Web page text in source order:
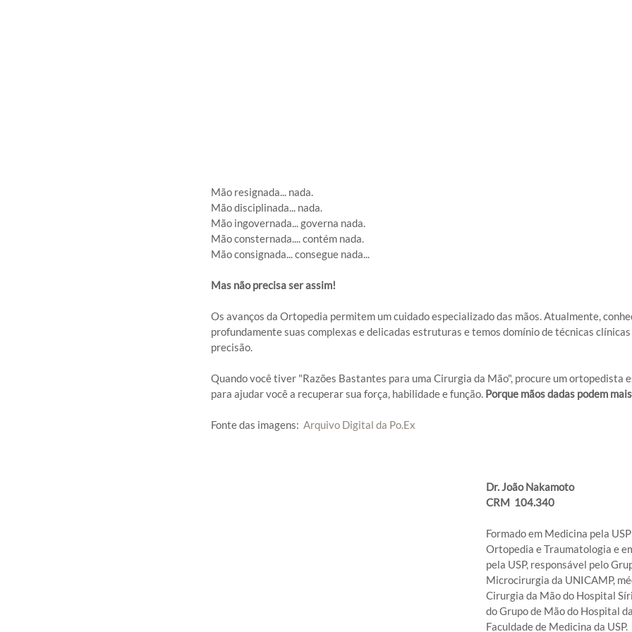
Mão resignada... nada.
Mão disciplinada... nada.
Mão ingovernada... governa nada.
Mão consternada.... contém nada.
Mão consignada... consegue nada...
Mas não precisa ser assim!
Os avanços da Ortopedia permitem um cuidado especializado das mãos. Atualmente,
profundamente suas complexas e delicadas estruturas e temos domínio de técnicas
precisão.
Quando você tiver "Razões Bastantes para uma Cirurgia da Mão", procure um ortopedista
para ajudar você a recuperar sua força, habilidade e função. Porque mãos dadas podem
Fonte das imagens: Arquivo Digital da Po.Ex
Dr. João Nakamoto
CRM  104.340
Formado em Medicina pela
Ortopedia e Traumatologia e
pela USP, responsável pelo
Microcirurgia da UNICAMP,
Cirurgia da Mão do Hospital
do Grupo de Mão do Hospital
Faculdade de Medicina da USP.